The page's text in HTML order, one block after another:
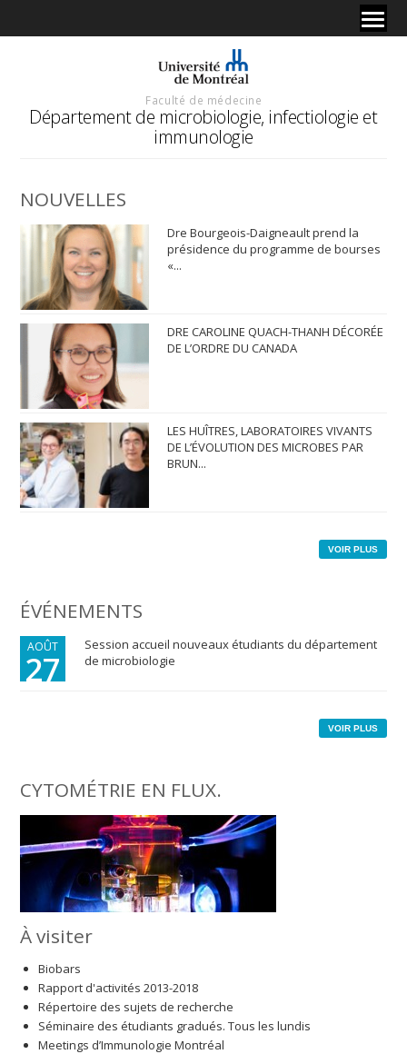
Faculté de médecine
Département de microbiologie, infectiologie et
immunologie
NOUVELLES
Dre Bourgeois-Daigneault prend la
présidence du programme de bourses
«...
DRE CAROLINE QUACH-THANH DÉCORÉE
DE L’ORDRE DU CANADA
LES HUÎTRES, LABORATOIRES VIVANTS
DE L’ÉVOLUTION DES MICROBES PAR
BRUN...
VOIR PLUS
ÉVÉNEMENTS
AOÛT
27
Session accueil nouveaux étudiants du département
de microbiologie
VOIR PLUS
CYTOMÉTRIE EN FLUX.
À visiter
Biobars
Rapport d'activités 2013-2018
Répertoire des sujets de recherche
Séminaire des étudiants gradués. Tous les lundis
Meetings d’Immunologie Montréal